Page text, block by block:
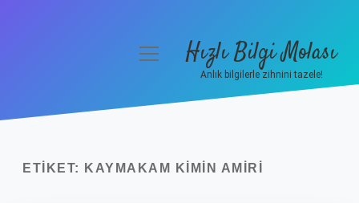
Yasal Uyarı
menüyüHızlı Bilgi Molası
Anlık bilgilerle zihnini tazele!
ETIKET: KAYMAKAM KIMIN AMIRI